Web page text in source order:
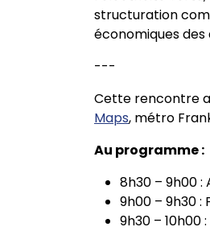
structuration
économiques des
---
Cette rencontre
Maps, métro
Au programme :
8h30 – 9h00
9h00 – 9h30
9h30 – 10h00